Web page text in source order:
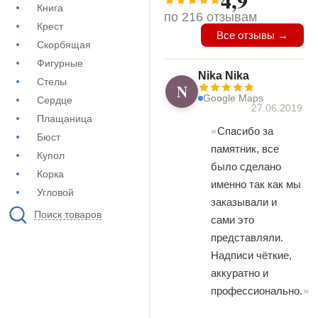
Книга
Крест
Скорбящая
Фигурные
Стелы
Сердце
Плащаница
Бюст
Купол
Корка
Угловой
Поиск товаров
по 216 отзывам
Все отзывы →
N
Nika Nika
Google Maps
27.06.2019
Спасибо за
памятник, все
было сделано
именно так как мы
заказывали и
сами это
представляли.
Надписи чёткие,
аккуратно и
профессионально.